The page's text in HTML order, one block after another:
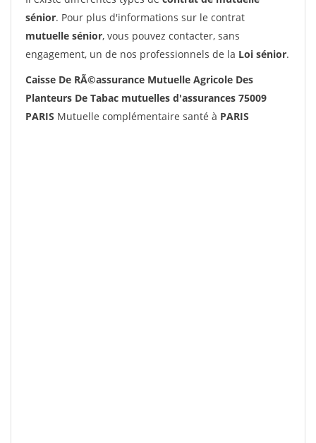
sénior. Pour plus d'informations sur le contrat
mutuelle sénior, vous pouvez contacter, sans
engagement, un de nos professionnels de la Loi sénior.
Caisse De RÃ©assurance Mutuelle Agricole Des
Planteurs De Tabac mutuelles d'assurances 75009
PARIS Mutuelle complémentaire santé à PARIS